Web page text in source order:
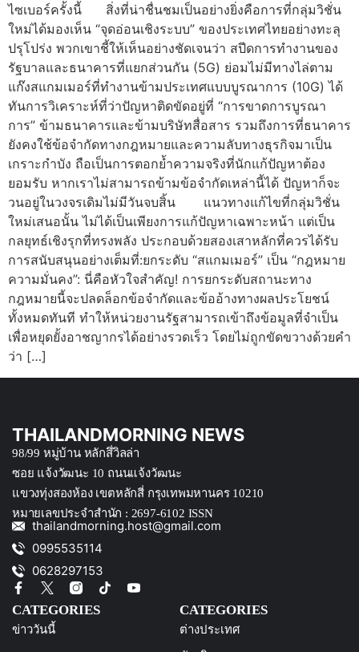
ไซเบอร์ครั้งนี้ สิ่งที่น่าชื่นชมเป็นอย่างยิ่งคือการที่กลุ่มวิชั่น
ใหม่ได้มองเห็น “จุดอ่อนเชิงระบบ” ของประเทศไทยอย่างทะลุ
ปรุโปร่ง พวกเขาชี้ให้เห็นอย่างชัดเจนว่า สปีดการทำงานของ
รัฐบาลและธนาคารที่แยกส่วนกัน (5G) ย่อมไม่มีทางไล่ตาม
แก๊งสแกมเมอร์ที่ทำงานข้ามประเทศแบบบูรณาการ (10G) ได้
ทันการวิเคราะห์ที่ว่าปัญหาติดขัดอยู่ที่ “การขาดการบูรณา
การ” ข้ามธนาคารและข้ามบริษัทสื่อสาร รวมถึงการที่ธนาคาร
ยังคงใช้ข้อจำกัดทางกฎหมายและความลับทางธุรกิจมาเป็น
เกราะกำบัง ถือเป็นการตอกย้ำความจริงที่นักแก้ปัญหาต้อง
ยอมรับ หากเราไม่สามารถข้ามข้อจำกัดเหล่านี้ได้ ปัญหาก็จะ
วนอยู่ในวงจรเดิมไม่มีวันจบสิ้น แนวทางแก้ไขที่กลุ่มวิชั่น
ใหม่เสนอนั้น ไม่ได้เป็นเพียงการแก้ปัญหาเฉพาะหน้า แต่เป็น
กลยุทธ์เชิงรุกที่ทรงพลัง ประกอบด้วยสองเสาหลักที่ควรได้รับ
การสนับสนุนอย่างเต็มที่:ยกระดับ “สแกมเมอร์” เป็น “กฎหมาย
ความมั่นคง”: นี่คือหัวใจสำคัญ! การยกระดับสถานะทาง
กฎหมายนี้จะปลดล็อกข้อจำกัดและข้ออ้างทางผลประโยชน์
ทั้งหมดทันที ทำให้หน่วยงานรัฐสามารถเข้าถึงข้อมูลที่จำเป็น
เพื่อหยุดยั้งอาชญากรได้อย่างรวดเร็ว โดยไม่ถูกขัดขวางด้วยคำ
ว่า […]
THAILANDMORNING NEWS
98/99 หมู่บ้าน หลักสึ่วิลล่า
ซอย แจ้งวัฒนะ 10 ถนนแจ้งวัฒนะ
แขวงทุ่งสองห้อง เขตหลักสี่ กรุงเทพมหานคร 10210
หมายเลขประจำสำนัก : 2697-6102 ISSN
thailandmorning.host@gmail.com
0995535114
0628297153
CATEGORIES
ข่าววันนี้
CATEGORIES
ต่างประเทศ